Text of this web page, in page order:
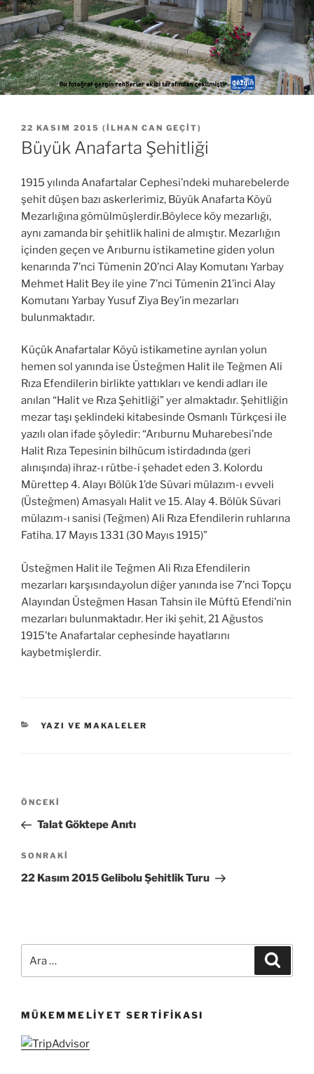
YAYIM
TARIHI
22 KASIM 2015 ( İLHAN CAN GEÇIT)
Büyük Anafarta Şehitliği
1915 yılında Anafartalar Cephesi’ndeki muharebelerde
şehit düşen bazı askerlerimiz, Büyük Anafarta Köyü
Mezarlığına gömülmüşlerdir.Böylece köy mezarlığı,
aynı zamanda bir şehitlik halini de almıştır. Mezarlığın
içinden geçen ve Arıburnu istikametine giden yolun
kenarında 7’nci Tümenin 20’nci Alay Komutanı Yarbay
Mehmet Halit Bey ile yine 7’nci Tümenin 21’inci Alay
Komutanı Yarbay Yusuf Ziya Bey’in mezarları
bulunmaktadır.
Küçük Anafartalar Köyü istikametine ayrılan yolun
hemen sol yanında ise Üsteğmen Halit ile Teğmen Ali
Rıza Efendilerin birlikte yattıkları ve kendi adları ile
anılan “Halit ve Rıza Şehitliği” yer almaktadır. Şehitliğin
mezar taşı şeklindeki kitabesinde Osmanlı Türkçesi ile
yazılı olan ifade şöyledir: “Arıburnu Muharebesi’nde
Halit Rıza Tepesinin bilhücum istirdadında (geri
alınışında) ihraz-ı rütbe-i şehadet eden 3. Kolordu
Mürettep 4. Alayı Bölük 1’de Süvari mülazım-ı evveli
(Üsteğmen) Amasyalı Halit ve 15. Alay 4. Bölük Süvari
mülazım-ı sanisi (Teğmen) Ali Rıza Efendilerin ruhlarına
Fatiha. 17 Mayıs 1331 (30 Mayıs 1915)”
Üsteğmen Halit ile Teğmen Ali Rıza Efendilerin
mezarları karşısında,yolun diğer yanında ise 7’nci Topçu
Alayından Üsteğmen Hasan Tahsin ile Müftü Efendi’nin
mezarları bulunmaktadır. Her iki şehit, 21 Ağustos
1915’te Anafartalar cephesinde hayatlarını
kaybetmişlerdir.
KATEGORILER
YAZI VE MAKALELER
Yazı
Önceki
Yazı
ÖNCEKI
Talat Göktepe Anıtı
Sonraki
Yazı
SONRAKI
22 Kasım 2015 Gelibolu Şehitlik Turu
MÜKEMMELIYET SERTIFIKASI